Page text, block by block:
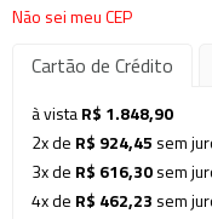
Não sei meu CEP
Cartão de Crédito
à vistaR$ 1.848,90
2x de R$ 924,45 sem
3x de R$ 616,30sem
4x de R$ 462,23 sem